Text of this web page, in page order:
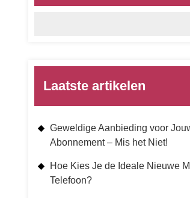
Laatste artikelen
Geweldige Aanbieding voor
Abonnement – Mis het Niet!
Hoe Kies Je de Ideale Nieuwe
Telefoon?